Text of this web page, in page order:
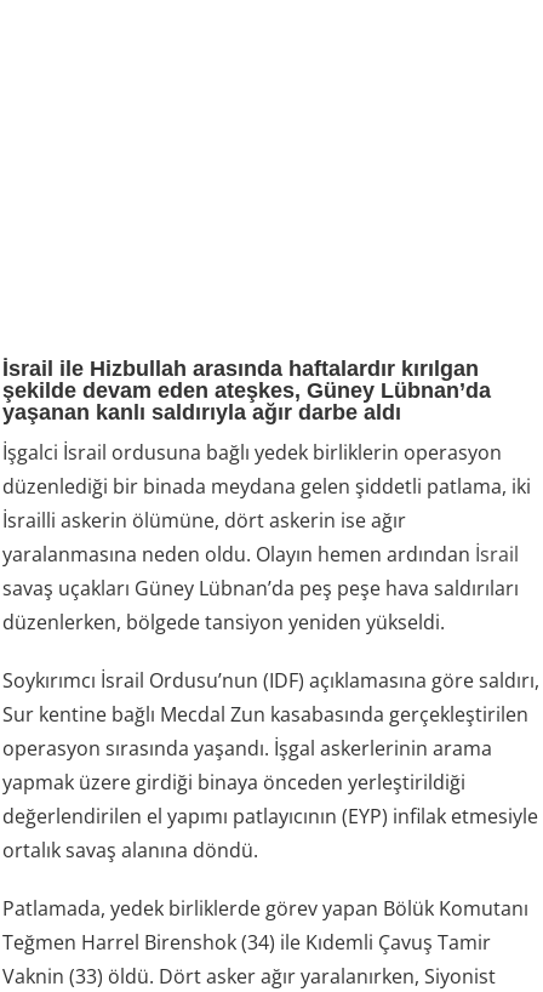
İsrail ile Hizbullah arasında haftalardır kırılgan
şekilde devam eden ateşkes, Güney Lübnan’da
yaşanan kanlı saldırıyla ağır darbe aldı
İşgalci İsrail ordusuna bağlı yedek birliklerin operasyon
düzenlediği bir binada meydana gelen şiddetli patlama, iki
İsrailli askerin ölümüne, dört askerin ise ağır
yaralanmasına neden oldu. Olayın hemen ardından İsrail
savaş uçakları Güney Lübnan’da peş peşe hava saldırıları
düzenlerken, bölgede tansiyon yeniden yükseldi.
Soykırımcı İsrail Ordusu’nun (IDF) açıklamasına göre saldırı,
Sur kentine bağlı Mecdal Zun kasabasında gerçekleştirilen
operasyon sırasında yaşandı. İşgal askerlerinin arama
yapmak üzere girdiği binaya önceden yerleştirildiği
değerlendirilen el yapımı patlayıcının (EYP) infilak etmesiyle
ortalık savaş alanına döndü.
Patlamada, yedek birliklerde görev yapan Bölük Komutanı
Teğmen Harrel Birenshok (34) ile Kıdemli Çavuş Tamir
Vaknin (33) öldü. Dört asker ağır yaralanırken, Siyonist